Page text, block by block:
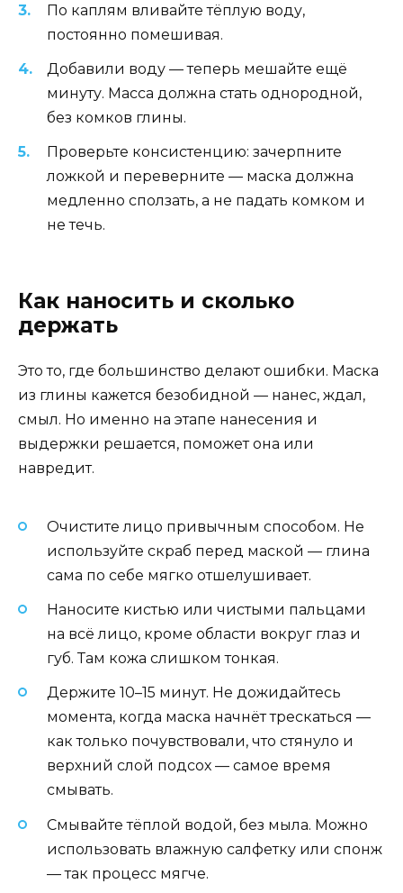
По каплям вливайте тёплую воду,
постоянно помешивая.
Добавили воду — теперь мешайте ещё
минуту. Масса должна стать однородной,
без комков глины.
Проверьте консистенцию: зачерпните
ложкой и переверните — маска должна
медленно сползать, а не падать комком и
не течь.
Как наносить и сколько
держать
Это то, где большинство делают ошибки. Маска
из глины кажется безобидной — нанес, ждал,
смыл. Но именно на этапе нанесения и
выдержки решается, поможет она или
навредит.
Очистите лицо привычным способом. Не
используйте скраб перед маской — глина
сама по себе мягко отшелушивает.
Наносите кистью или чистыми пальцами
на всё лицо, кроме области вокруг глаз и
губ. Там кожа слишком тонкая.
Держите 10–15 минут. Не дожидайтесь
момента, когда маска начнёт трескаться —
как только почувствовали, что стянуло и
верхний слой подсох — самое время
смывать.
Смывайте тёплой водой, без мыла. Можно
использовать влажную салфетку или спонж
— так процесс мягче.